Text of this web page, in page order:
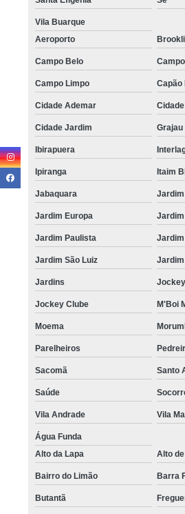
Vila Buarque
Aeroporto
Campo Belo
Campo Limpo Capão
Cidade Ademar
Cidade Jardim Grajau
Ibirapuera
Ipiranga Itaim
Jabaquara
Jardim Europa
Jardim Paulista
Jardim São Luiz
Jardins
Jockey Clube M'Boi
Moema
Parelheiros
Sacomã Santo
Saúde
Vila Andrade Vila
Água Funda
Alto da Lapa
Alto
Bairro do Limão Barra
Butantã